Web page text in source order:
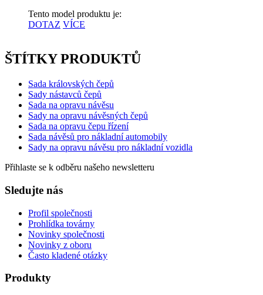
Tento model produktu je:
DOTAZ VÍCE
ŠTÍTKY PRODUKTŮ
Sada královských čepů
Sady nástavců čepů
Sada na opravu návěsu
Sady na opravu návěsných čepů
Sada na opravu čepu řízení
Sada návěsů pro nákladní automobily
Sady na opravu návěsu pro nákladní vozidla
Přihlaste se k odběru našeho newsletteru
Sledujte nás
Profil společnosti
Prohlídka továrny
Novinky společnosti
Novinky z oboru
Často kladené otázky
Produkty